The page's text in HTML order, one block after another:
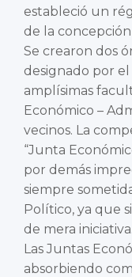
estableció un
de la
Se crearon dos
designado por
amplísimas
Económico –
vecinos. La
“Junta
por demás
siempre
Político, ya que
de mera iniciativa.
Las Juntas
absorbiendo